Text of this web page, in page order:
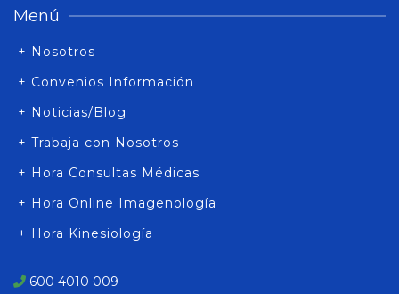
Menú
+ Nosotros
+ Convenios Información
+ Noticias/Blog
+ Trabaja con Nosotros
+ Hora Consultas Médicas
+ Hora Online Imagenología
+ Hora Kinesiología
600 4010 009